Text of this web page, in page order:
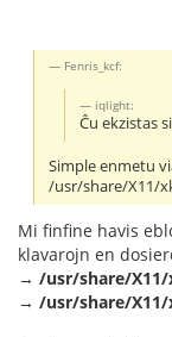
Fenris_kcf:
iqlight:
Ĉu ekzistas
Simple enmetu
/usr/share/X11/
Mi finfine havis
klavarojn en
→ /usr/share/
→ /usr/share/